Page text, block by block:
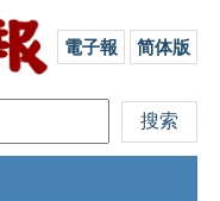
電子報 简体版